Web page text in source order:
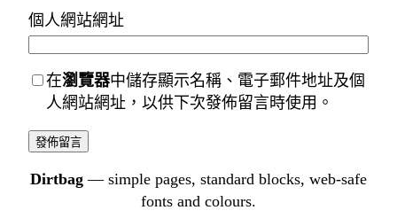
個人網站網址
在瀏覽器中儲存顯示名稱、電子郵件地址及個
人網站網址，以供下次發佈留言時使用。
Dirtbag — simple pages, standard blocks, web-safe
fonts and colours.